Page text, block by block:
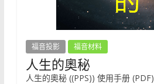
福音投影 福音材料
人生的奧秘
人生的奧秘 ((PPS)) 使用手册 (PDF)